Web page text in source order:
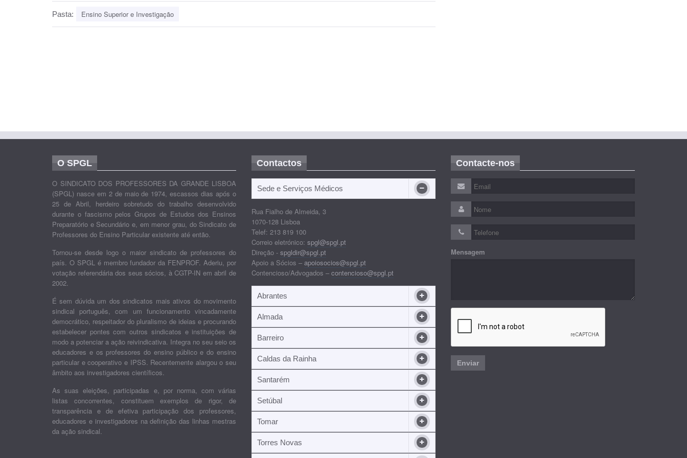
Pasta: Ensino Superior e Investigação
O SPGL
O SINDICATO DOS PROFESSORES DA GRANDE LISBOA
(SPGL) nasce em 2 de maio de 1974, escassos dias após o
25 de Abril, herdeiro sobretudo do trabalho desenvolvido
durante o fascismo pelos Grupos de Estudos dos Ensinos
Preparatório e Secundário e, em menor grau, do Sindicato de
Professores do Ensino Particular existente até então.
Tornou-se desde logo o maior sindicato de professores do
país. O SPGL é membro fundador da FENPROF. Aderiu, por
votação referendária dos seus sócios, à CGTP-IN em abril de
2002.
É sem dúvida um dos sindicatos mais ativos do movimento
sindical português, com um funcionamento vincadamente
democrático, respeitador do pluralismo de ideias e procurando
estabelecer pontes com outros sindicatos e instituições de
modo a potenciar a ação reivindicativa. Integra no seu seio os
educadores e os professores do ensino público e do ensino
particular e cooperativo e IPSS. Recentemente alargou o seu
âmbito aos investigadores científicos.
As suas eleições, participadas e, por norma, com várias
listas concorrentes, constituem exemplos de rigor, de
transparência e de efetiva participação dos professores,
educadores e investigadores na definição das linhas mestras
da ação sindical.
Contactos
Sede e Serviços Médicos
Rua Fialho de Almeida, 3
1070-128 Lisboa
Telef: 213 819 100
Correio eletrónico: spgl@spgl.pt
Direção - spgldir@spgl.pt
Apoio a Sócios – apoiosocios@spgl.pt
Contencioso/Advogados – contencioso@spgl.pt
Abrantes
Almada
Barreiro
Caldas da Rainha
Santarém
Setúbal
Tomar
Torres Novas
Contacte-nos
Mensagem
Enviar